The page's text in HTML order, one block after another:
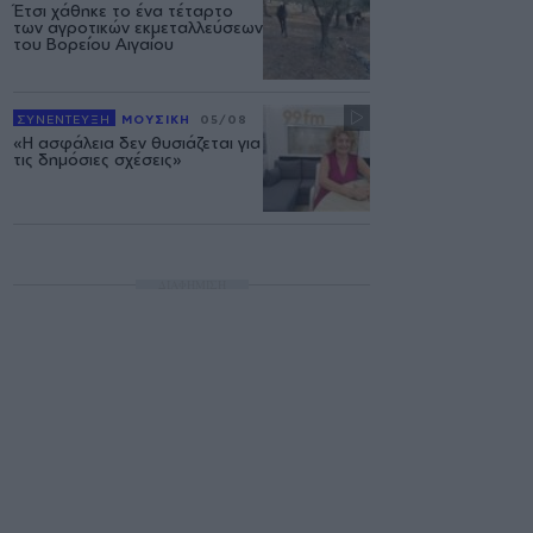
Έτσι χάθηκε το ένα τέταρτο
των αγροτικών εκμεταλλεύσεων
του Βορείου Αιγαίου
ΣΥΝΕΝΤΕΥΞΗ ΜΟΥΣΙΚΗ 05/08
«Η ασφάλεια δεν θυσιάζεται για
τις δημόσιες σχέσεις»